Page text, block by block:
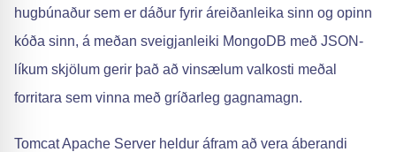
hugbúnaður sem er dáður fyrir áreiðanleika sinn og opinn
kóða sinn, á meðan sveigjanleiki MongoDB með JSON-
líkum skjölum gerir það að vinsælum valkosti meðal
forritara sem vinna með gríðarleg gagna­magn.
Tomcat Apache Server heldur áfram að vera áberandi